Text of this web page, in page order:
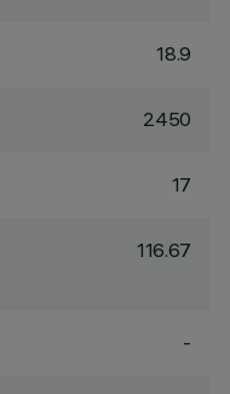
18.9
2450
17
116.67
-